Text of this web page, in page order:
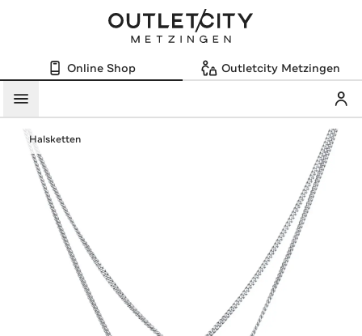
Online Shop Outletcity Metzingen
Menü
Halsketten